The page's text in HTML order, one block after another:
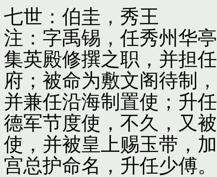
七世：伯圭，秀王
注：字禹锡，任秀州华
集英殿修撰之职，并担
府；被命为敷文阁待制
并兼任沿海制置使；升
德军节度使，不久，又
使，并被皇上赐玉带，
宫总护命名，升任少傅